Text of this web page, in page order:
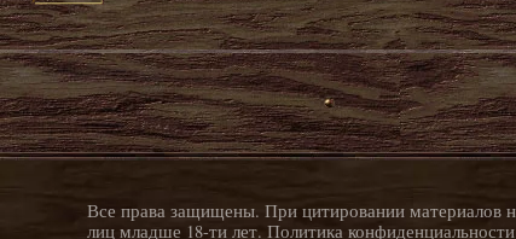
Все права защищены. При цитировании материалов
лиц младше 18-ти лет. Политика конфиденциальности